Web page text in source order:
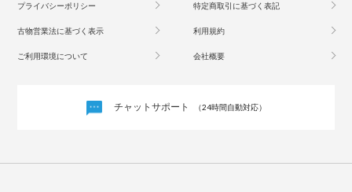
プライバシーポリシー 特定商取引に基づく表記
古物営業法に基づく表示 利用規約
ご利用環境について 会社概要
チャットサポート （24時間自動対応）